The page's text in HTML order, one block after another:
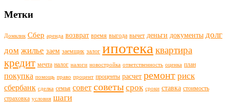
Метки
Домклик Сбер аренда возврат время выгода вычет деньги документы долг
дом жилье заем заемщик залог ипотека квартира
кредит мечта налог налоги новостройка ответственность оценка план
покупка помощь право процент проценты расчет ремонт риск
сбербанк сделка семья совет советы срок сроки ставка стоимость
страховка условия шаги